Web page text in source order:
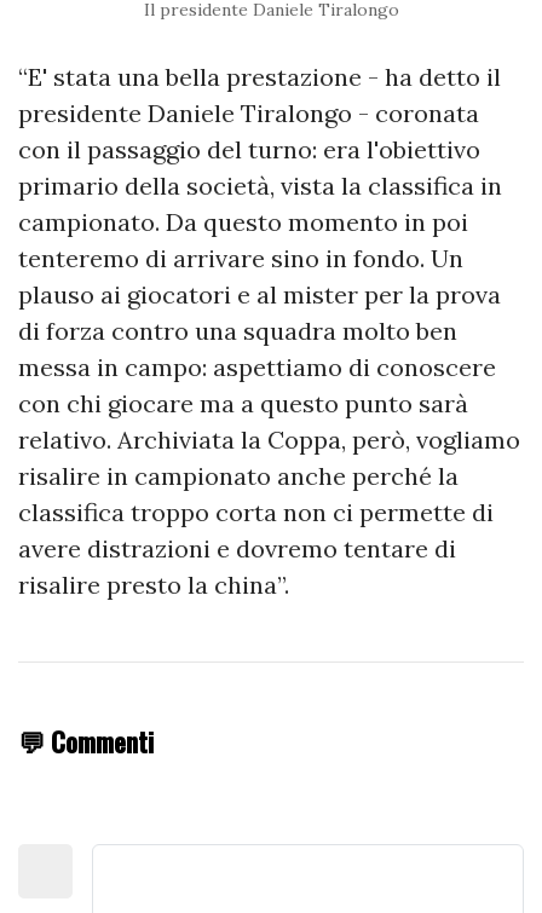
Il presidente Daniele Tiralongo
“E' stata una bella prestazione - ha detto il
presidente Daniele Tiralongo - coronata
con il passaggio del turno: era l'obiettivo
primario della società, vista la classifica in
campionato. Da questo momento in poi
tenteremo di arrivare sino in fondo. Un
plauso ai giocatori e al mister per la prova
di forza contro una squadra molto ben
messa in campo: aspettiamo di conoscere
con chi giocare ma a questo punto sarà
relativo. Archiviata la Coppa, però, vogliamo
risalire in campionato anche perché la
classifica troppo corta non ci permette di
avere distrazioni e dovremo tentare di
risalire presto la china”.
💬 Commenti